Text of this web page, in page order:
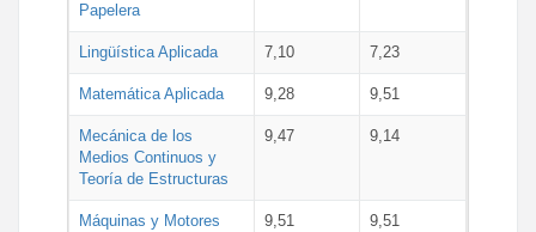
Papelera
Lingüística Aplicada 7,10 7,23
Matemática Aplicada 9,28 9,51
Mecánica de los
Medios Continuos y
Teoría de Estructuras
9,47 9,14
Máquinas y Motores
9,51 9,51